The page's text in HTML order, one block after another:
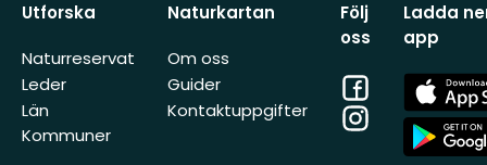
Utforska
Naturreservat
Leder
Län
Kommuner
Naturkartan
Om oss
Guider
Kontaktuppgifter
Följ
oss
Facebook
Instagram
Ladda
app
App
Store
App
Store